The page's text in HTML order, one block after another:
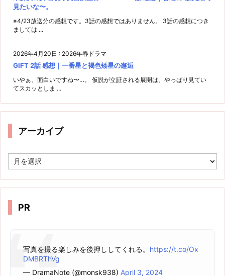
見たいな〜。
※4/23放送分の感想です。3話の感想ではありません。 3話の感想につき
ましては ...
2026年4月20日 : 2026年春ドラマ
GIFT 2話 感想｜一番星と褐色矮星の邂逅
いやぁ、面白いですね〜…。 仮説が立証される展開は、やっぱり見てい
てスカッとしま ...
アーカイブ
ー
イ
PR
写真を撮る楽しみを後押ししてくれる。 https://t.co/Ox
DMBRThVg
— DramaNote (@monsk938) April 3, 2024